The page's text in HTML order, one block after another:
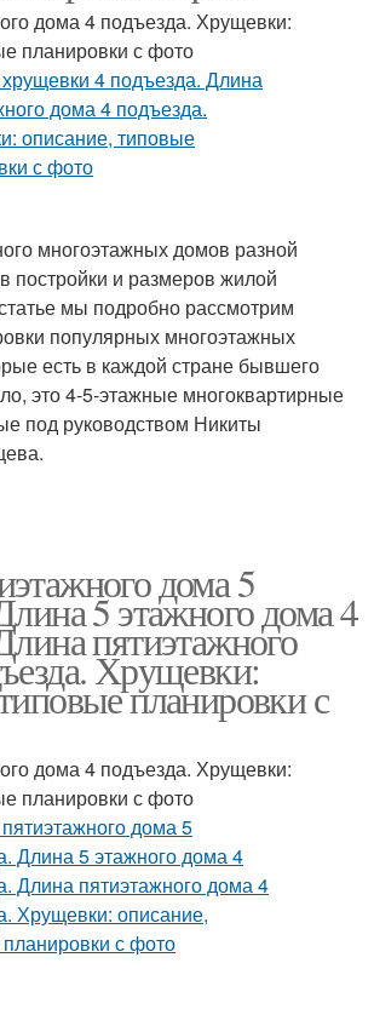
дома 4 подъезда. Хрущевки:
планировки с фото
многоэтажных домов разной
постройки и размеров жилой
мы подробно рассмотрим
популярных многоэтажных
есть в каждой стране бывшего
это 4-5-этажные многоквартирные
под руководством Никиты
дома 5
5 этажного дома 4
пятиэтажного
Хрущевки:
планировки с
дома 4 подъезда. Хрущевки:
планировки с фото